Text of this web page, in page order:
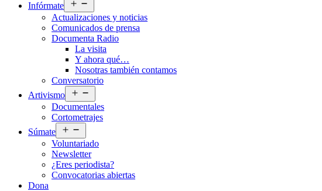
Infórmate
el
menú
Actualizaciones y noticias
Comunicados de prensa
Documenta Radio
La visita
Y ahora qué…
Nosotras también contamos
Conversatorio
Artivismo
el
menú
Documentales
Cortometrajes
Súmate
el
menú
Voluntariado
Newsletter
¿Eres periodista?
Convocatorias abiertas
Dona